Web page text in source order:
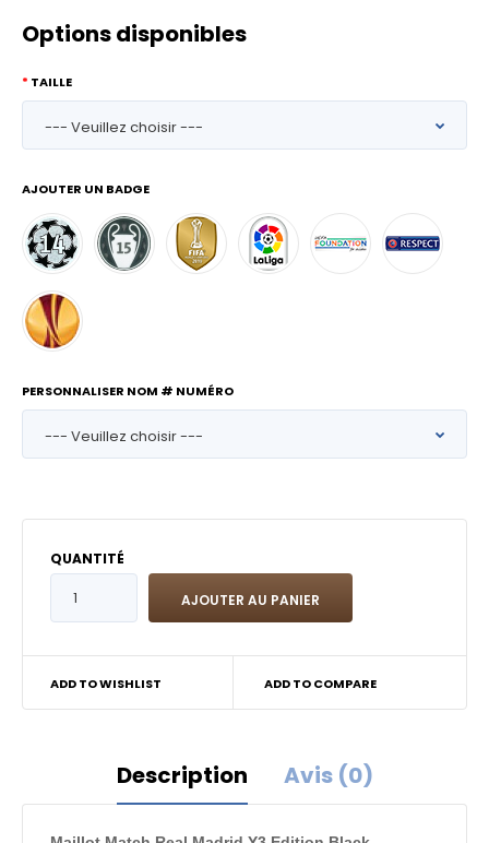
Options disponibles
TAILLE
AJOUTER UN BADGE
PERSONNALISER NOM # NUMÉRO
QUANTITÉ
ADD TO WISHLIST ADD TO COMPARE
Description Avis (0)